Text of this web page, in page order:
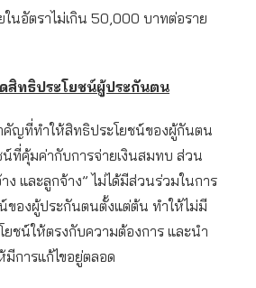
ในอัตราไม่เกิน 50,000 บาทต่อราย
สิทธิประโยชน์ผู้ประกันตน
คัญที่ทำให้สิทธิประโยชน์ของผู้กันตน
น์ที่คุ้มค่ากับการจ่ายเงินสมทบ ส่วน
ง และลูกจ้าง” ไม่ได้มีส่วนร่วมในการ
องผู้ประกันตนตั้งแต่ต้น ทำให้ไม่มี
ชน์ให้ตรงกับความต้องการ และนำ
มีการแก้ไขอยู่ตลอด